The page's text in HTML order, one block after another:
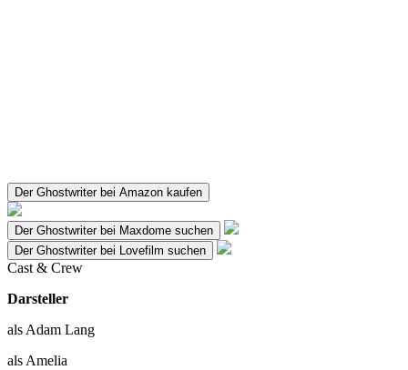
Der Ghostwriter bei Amazon kaufen
Der Ghostwriter bei Maxdome suchen
Der Ghostwriter bei Lovefilm suchen
Cast & Crew
Darsteller
als Adam Lang
als Amelia